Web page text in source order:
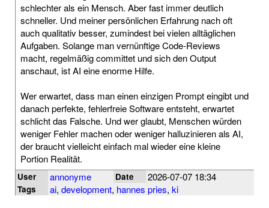
schlechter als ein Mensch. Aber fast immer deutlich
schneller. Und meiner persönlichen Erfahrung nach oft
auch qualitativ besser, zumindest bei vielen alltäglichen
Aufgaben. Solange man vernünftige Code-Reviews
macht, regelmäßig committet und sich den Output
anschaut, ist AI eine enorme Hilfe.
Wer erwartet, dass man einen einzigen Prompt eingibt und
danach perfekte, fehlerfreie Software entsteht, erwartet
schlicht das Falsche. Und wer glaubt, Menschen würden
weniger Fehler machen oder weniger halluzinieren als AI,
der braucht vielleicht einfach mal wieder eine kleine
Portion Realität.
User annonyme Date 2026-07-07 18:34
Tags ai, development, hannes pries, ki